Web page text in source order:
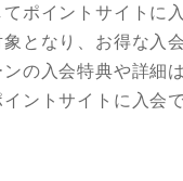
ポイントサイトに
となり、お得な入
の入会特典や詳細
ントサイトに入会